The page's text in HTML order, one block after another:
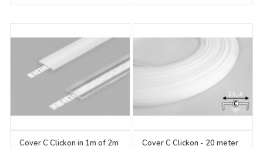
Cover C Clickon in 1m of 2m
Cover C Clickon - 20 meter